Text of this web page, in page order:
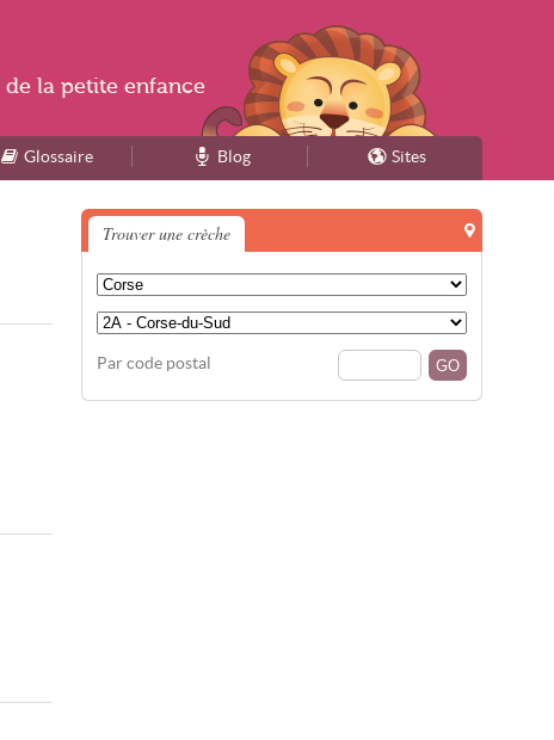
Glossaire Blog Sites
Trouver une crèche
Par code postal
de la petite enfance